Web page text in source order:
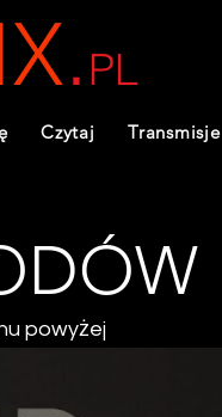
. PL
Czytaj Transmisje
powyżej